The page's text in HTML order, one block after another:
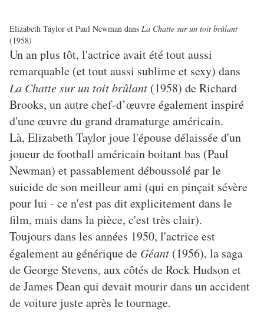
Elizabeth Taylor et Paul Newman dans La Chatte sur un toit brûlant
(1958)
Un an plus tôt, l'actrice avait été tout aussi
remarquable (et tout aussi sublime et sexy) dans
La Chatte sur un toit brûlant (1958) de Richard
Brooks, un autre chef-d’œuvre également inspiré
d'une œuvre du grand dramaturge américain.
Là, Elizabeth Taylor joue l'épouse délaissée d'un
joueur de football américain boitant bas (Paul
Newman) et passablement déboussolé par le
suicide de son meilleur ami (qui en pinçait sévère
pour lui - ce n'est pas dit explicitement dans le
film, mais dans la pièce, c'est très clair).
Toujours dans les années 1950, l'actrice est
également au générique de Géant (1956), la saga
de George Stevens, aux côtés de Rock Hudson et
de James Dean qui devait mourir dans un accident
de voiture juste après le tournage.